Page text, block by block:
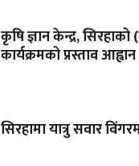
कृषि ज्ञान केन्द्र,
कार्यक्रमको प्रस्ताव
सिरहामा यात्रु सवार